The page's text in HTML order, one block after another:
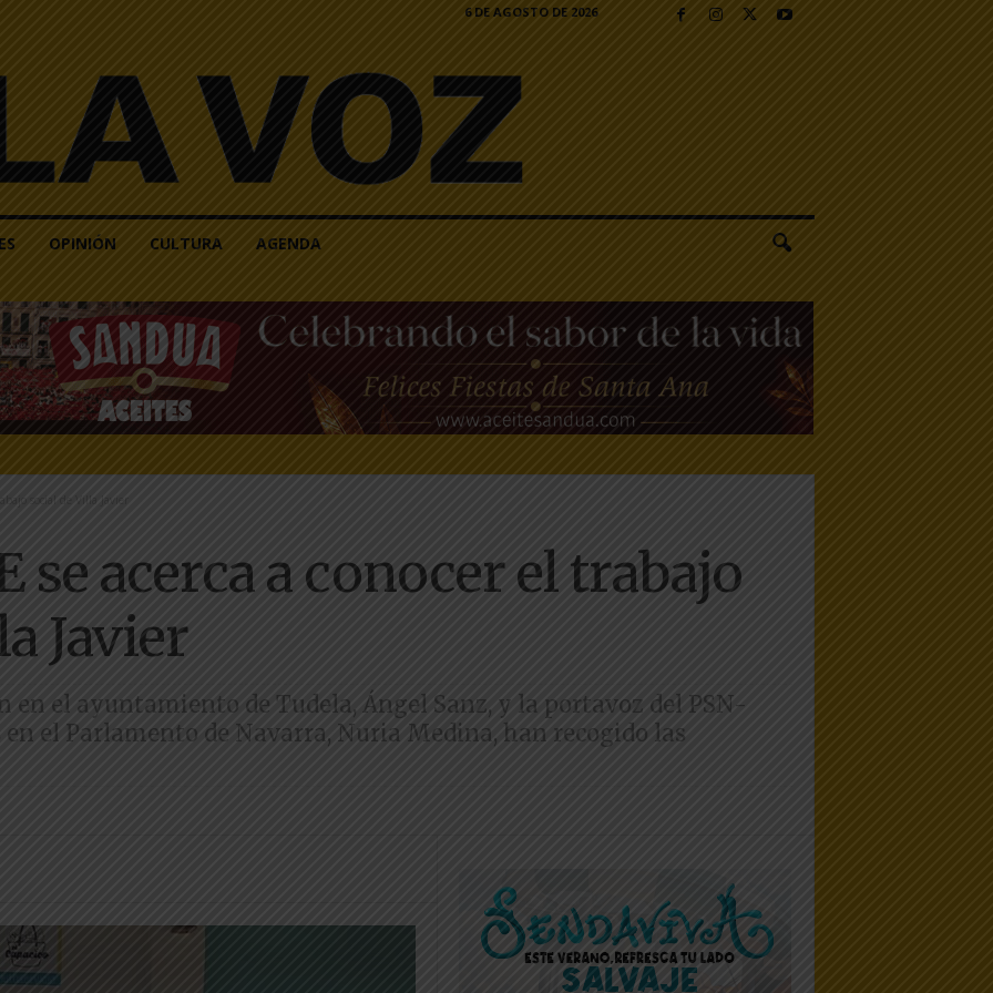
6 DE AGOSTO DE 2026
OPINIÓN CULTURA AGENDA
social de Villa Javier
se acerca a conocer el trabajo
Javier
en el ayuntamiento de Tudela, Ángel Sanz, y la portavoz del PSN-
en el Parlamento de Navarra, Nuria Medina, han recogido las